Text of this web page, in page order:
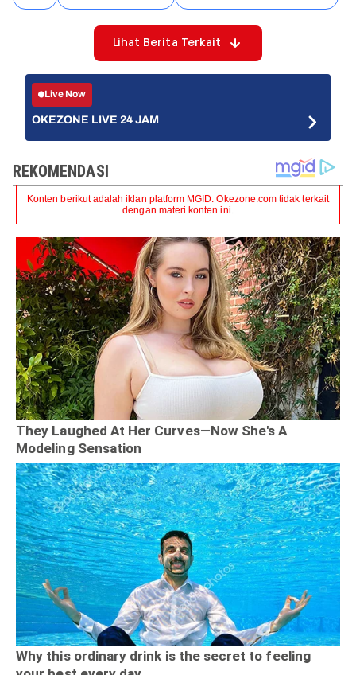
Lihat Berita Terkait
Live Now
OKEZONE LIVE 24 JAM